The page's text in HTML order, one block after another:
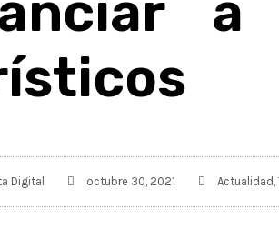
Digital octubre 30, 2021 Actualidad